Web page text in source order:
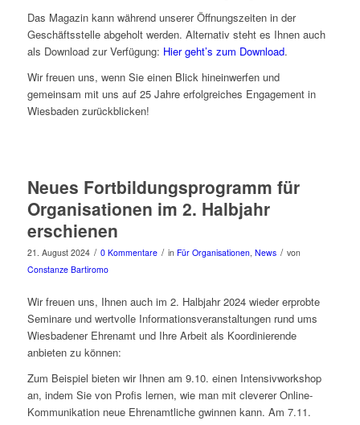
Das Magazin kann während unserer Öffnungszeiten in der
Geschäftsstelle abgeholt werden. Alternativ steht es Ihnen auch
als Download zur Verfügung: Hier geht’s zum Download.
Wir freuen uns, wenn Sie einen Blick hineinwerfen und
gemeinsam mit uns auf 25 Jahre erfolgreiches Engagement in
Wiesbaden zurückblicken!
Neues Fortbildungsprogramm für
Organisationen im 2. Halbjahr
erschienen
21. August 2024 / 0 Kommentare / in Für Organisationen, News / von
Constanze Bartiromo
Wir freuen uns, Ihnen auch im 2. Halbjahr 2024 wieder erprobte
Seminare und wertvolle Informationsveranstaltungen rund ums
Wiesbadener Ehrenamt und Ihre Arbeit als Koordinierende
anbieten zu können:
Zum Beispiel bieten wir Ihnen am 9.10. einen Intensivworkshop
an, indem Sie von Profis lernen, wie man mit cleverer Online-
Kommunikation neue Ehrenamtliche gwinnen kann. Am 7.11.